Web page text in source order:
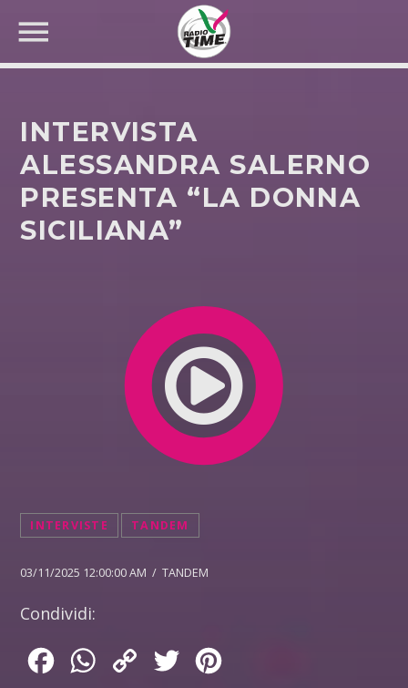
CERCA NEL SITO WEB:
INTERVISTA
ALESSANDRA SALERNO
PRESENTA “LA DONNA
SICILIANA”
INTERVISTE TANDEM
03/11/2025 12:00:00 AM / TANDEM
Condividi:
FacebookWhatsApp
Copy
Twitter